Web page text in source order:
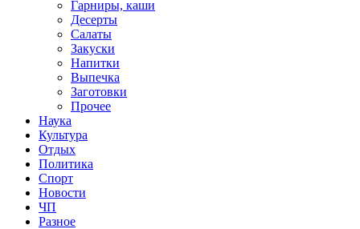
Гарниры, каши
Десерты
Салаты
Закуски
Напитки
Выпечка
Заготовки
Прочее
Наука
Культура
Отдых
Политика
Спорт
Новости
ЧП
Разное